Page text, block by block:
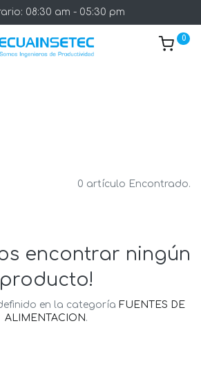
08:30 am - 05:30 pm
0
0 artículo Encontrado.
encontrar ningún
producto!
en la categoría FUENTES DE
ALIMENTACION.